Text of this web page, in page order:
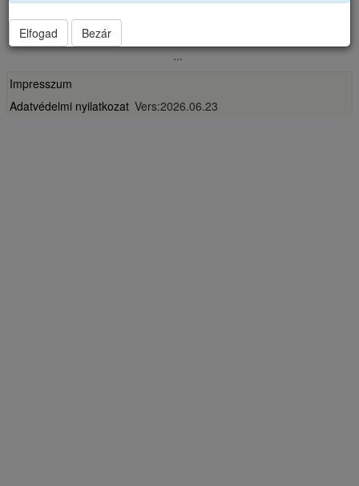
...
Impresszum
Adatvédelmi nyilatkozat Vers:2026.06.23
Elfogad Bezár